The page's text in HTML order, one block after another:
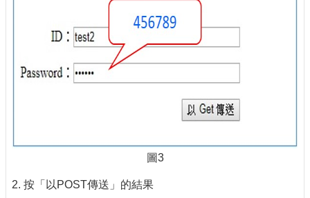
圖3
2. 按「以POST傳送」的結果